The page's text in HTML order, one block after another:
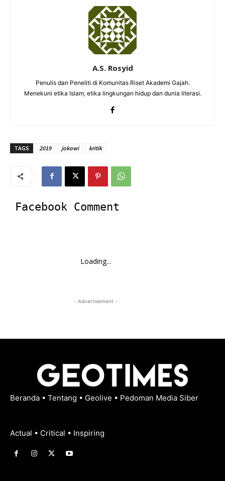
A.S. Rosyid
Penulis dan Peneliti di Komunitas Riset Akademi Gajah.
Menekuni etika Islam, etika lingkungan hidup dan dunia literasi.
TAGS 2019 jokowi kritik
Facebook Comment
Loading...
- Advertisement -
Beranda • Tentang • Geolive • Pedoman Media Siber
Actual • Critical • Inspiring